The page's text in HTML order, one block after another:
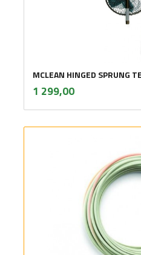
MCLEAN HINGED SPRUNG
Pris
1 299,00mva.